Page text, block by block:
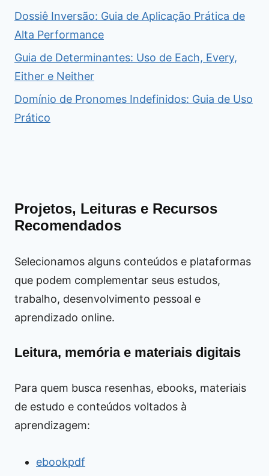
Dossiê Inversão: Guia de Aplicação Prática de
Alta Performance
Guia de Determinantes: Uso de Each, Every,
Either e Neither
Domínio de Pronomes Indefinidos: Guia de Uso
Prático
Projetos, Leituras e Recursos
Recomendados
Selecionamos alguns conteúdos e plataformas
que podem complementar seus estudos,
trabalho, desenvolvimento pessoal e
aprendizado online.
Leitura, memória e materiais digitais
Para quem busca resenhas, ebooks, materiais
de estudo e conteúdos voltados à
aprendizagem:
ebookpdf